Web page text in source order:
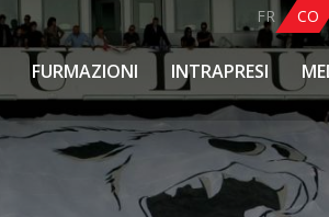
FR CO
FURMAZIONI INTRAPRESI